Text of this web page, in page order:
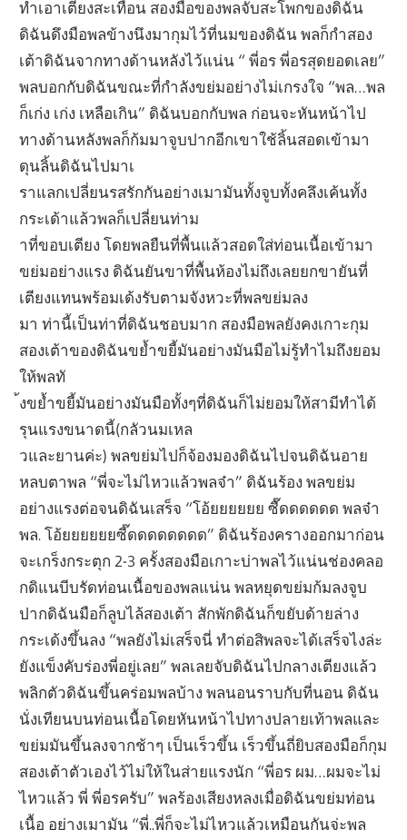
ทำเอาเตียงสะเทือน สองมือของพลจับสะโพกของดิฉัน
ดิฉันดึงมือพลข้างนึงมากุมไว้ที่นมของดิฉัน พลก็กำสอง
เต้าดิฉันจากทางด้านหลังไว้แน่น “ พี่อร พี่อรสุดยอดเลย”
พลบอกกับดิฉันขณะที่กำลังขย่มอย่างไม่เกรงใจ “พล…พล
ก็เก่ง เก่ง เหลือเกิน” ดิฉันบอกกับพล ก่อนจะหันหน้าไป
ทางด้านหลังพลก็ก้มมาจูบปากอีกเขาใช้ลิ้นสอดเข้ามา
ดุนลิ้นดิฉันไปมาเ
ราแลกเปลี่ยนรสรักกันอย่างเมามันทั้งจูบทั้งคลึงเค้นทั้ง
กระเด้าแล้วพลก็เปลี่ยนท่าม
าที่ขอบเตียง โดยพลยืนที่พื้นแล้วสอดใส่ท่อนเนื้อเข้ามา
ขย่มอย่างแรง ดิฉันยันขาที่พื้นห้องไม่ถึงเลยยกขายันที่
เตียงแทนพร้อมเด้งรับตามจังหวะที่พลขย่มลง
มา ท่านี้เป็นท่าที่ดิฉันชอบมาก สองมือพลยังคงเกาะกุม
สองเต้าของดิฉันขย้ำขยี้มันอย่างมันมือไม่รู้ทำไมถึงยอม
ให้พลทั
้งขย้ำขยี้มันอย่างมันมือทั้งๆที่ดิฉันก็ไม่ยอมให้สามีทำได้
รุนแรงขนาดนี้(กลัวนมเหล
วและยานค่ะ) พลขย่มไปก็จ้องมองดิฉันไปจนดิฉันอาย
หลบตาพล “พี่จะไม่ไหวแล้วพลจ๋า” ดิฉันร้อง พลขย่ม
อย่างแรงต่อจนดิฉันเสร็จ “โอ้ยยยยยย ซื๊ดดดดดด พลจ๋า
พล. โอ้ยยยยยยซี๊ดดดดดดดด” ดิฉันร้องครางออกมาก่อน
จะเกร็งกระตุก 2-3 ครั้งสองมือเกาะบ่าพลไว้แน่นช่องคลอ
กดิแนบีบรัดท่อนเนื้อของพลแน่น พลหยุดขย่มก้มลงจูบ
ปากดิฉันมือก็ลูบไล้สองเต้า สักพักดิฉันก็ขยับด้ายล่าง
กระเด้งขึ้นลง “พลยังไม่เสร็จนี่ ทำต่อสิพลจะได้เสร็จไงล่ะ
ยังแข็งคับร่องพี่อยู่เลย” พลเลยจับดิฉันไปกลางเตียงแล้ว
พลิกตัวดิฉันขึ้นคร่อมพลบ้าง พลนอนราบกับที่นอน ดิฉัน
นั่งเทียนบนท่อนเนื้อโดยหันหน้าไปทางปลายเท้าพลและ
ขย่มมันขึ้นลงจากช้าๆ เป็นเร็วขึ้น เร็วขึ้นถี่ยิบสองมือก็กุม
สองเต้าตัวเองไว้ไม่ให้ในส่ายแรงนัก “พี่อร ผม…ผมจะไม่
ไหวแล้ว พี่ พี่อรครับ” พลร้องเสียงหลงเมื่อดิฉันขย่มท่อน
เนื้อ อย่างเมามัน “พี่..พี่ก็จะไม่ไหวแล้วเหมือนกันจ่ะพล